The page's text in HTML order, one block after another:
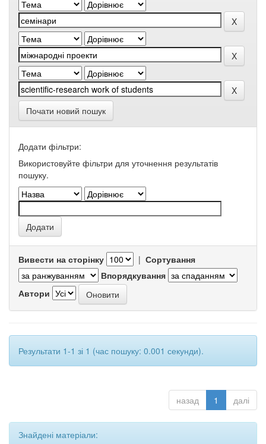
Почати новий пошук
Додати фільтри:
Використовуйте фільтри для уточнення результатів
пошуку.
Вивести на сторінку | Сортування
Впорядкування
Автори
Результати 1-1 зі 1 (час пошуку: 0.001 секунди).
назад 1 далі
Знайдені матеріали: